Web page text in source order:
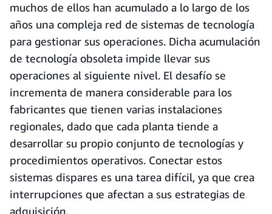
muchos de ellos han acumulado a lo largo de los
años una compleja red de sistemas de tecnología
para gestionar sus operaciones. Dicha acumulación
de tecnología obsoleta impide llevar sus
operaciones al siguiente nivel. El desafío se
incrementa de manera considerable para los
fabricantes que tienen varias instalaciones
regionales, dado que cada planta tiende a
desarrollar su propio conjunto de tecnologías y
procedimientos operativos. Conectar estos
sistemas dispares es una tarea difícil, ya que crea
interrupciones que afectan a sus estrategias de
adquisición.